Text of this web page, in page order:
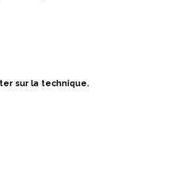
sur la technique.